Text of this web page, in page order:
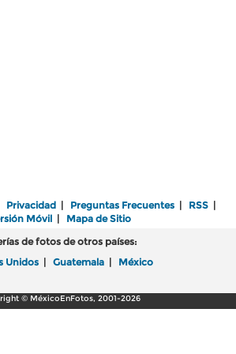
Privacidad | Preguntas Frecuentes | RSS |
Móvil| Mapa de Sitio
de fotos de otros países:
Unidos | Guatemala | México
© MéxicoEnFotos, 2001-2026